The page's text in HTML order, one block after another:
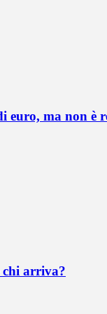
euro, ma non è
chi arriva?